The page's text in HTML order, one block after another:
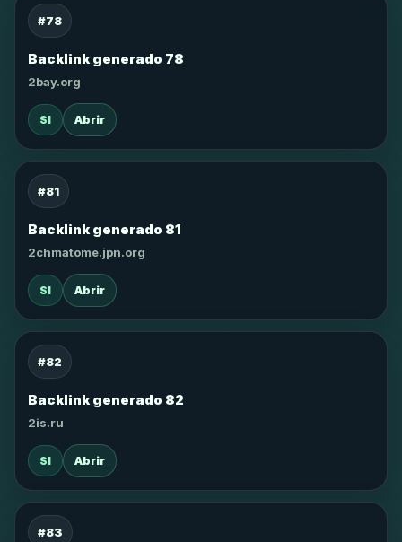
#78
Backlink generado 78
2bay.org
SI Abrir
#81
Backlink generado 81
2chmatome.jpn.org
SI Abrir
#82
Backlink generado 82
2is.ru
SI Abrir
#83